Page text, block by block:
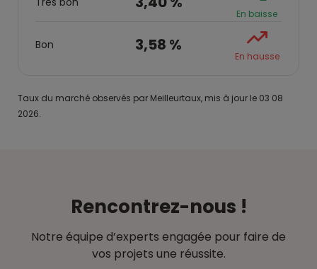
En baisse
Bon 3,58 %
En hausse
Taux du marché observés par Meilleurtaux, mis à jour le 03 08
2026.
Rencontrez-nous !
Notre équipe d’experts engagée pour faire de
vos projets une réussite.